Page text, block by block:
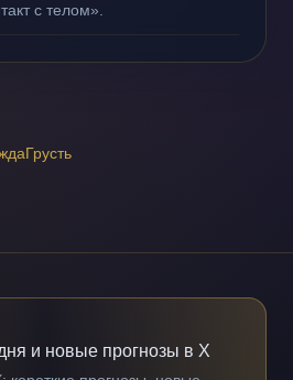
с телом».
Грусть
и новые прогнозы в X